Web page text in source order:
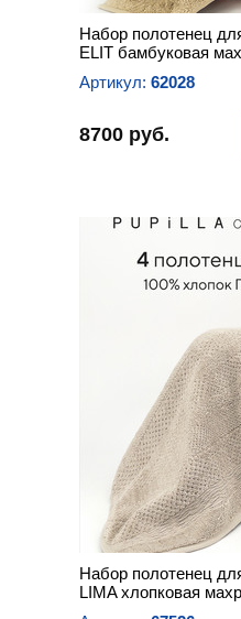
Набор полотенец
ELIT бамбуковая
Артикул: 62028
8700 руб.
Набор полотенец
LIMA хлопковая